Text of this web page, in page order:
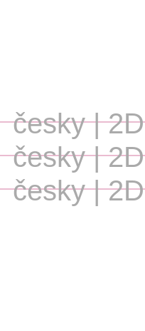
česky | 2D
česky | 2D
česky | 2D